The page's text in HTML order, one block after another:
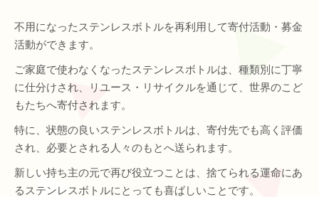
不用になったステンレスボトルを再利用して寄付活動・募金
活動ができます。
ご家庭で使わなくなったステンレスボトルは、種類別に丁寧
に仕分けされ、リユース・リサイクルを通じて、世界のこど
もたちへ寄付されます。
特に、状態の良いステンレスボトルは、寄付先でも高く評価
され、必要とされる人々のもとへ送られます。
新しい持ち主の元で再び役立つことは、捨てられる運命にあ
るステンレスボトルにとっても喜ばしいことです。